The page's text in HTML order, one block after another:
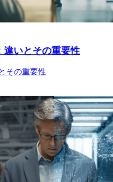
違いとその重要性
その重要性